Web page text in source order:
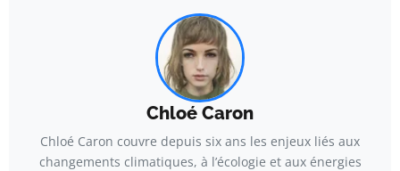
Chloé Caron
Chloé Caron couvre depuis six ans les enjeux liés aux
changements climatiques, à l’écologie et aux énergies